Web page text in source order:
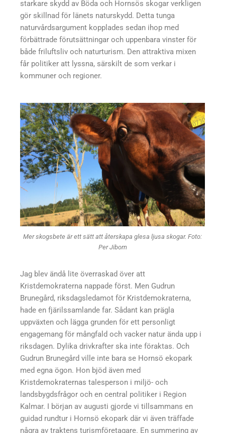
starkare skydd av Böda och Hornsös skogar verkligen
gör skillnad för länets naturskydd. Detta tunga
naturvårdsargument kopplades sedan ihop med
förbättrade förutsättningar och uppenbara vinster för
både friluftsliv och naturturism. Den attraktiva mixen
får politiker att lyssna, särskilt de som verkar i
kommuner och regioner.
Mer skogsbete är ett sätt att återskapa glesa ljusa skogar. Foto:
Per Jiborn
Jag blev ändå lite överraskad över att
Kristdemokraterna nappade först. Men Gudrun
Brunegård, riksdagsledamot för Kristdemokraterna,
hade en fjärilssamlande far. Sådant kan prägla
uppväxten och lägga grunden för ett personligt
engagemang för mångfald och vacker natur ända upp i
riksdagen. Dylika drivkrafter ska inte föraktas. Och
Gudrun Brunegård ville inte bara se Hornsö ekopark
med egna ögon. Hon bjöd även med
Kristdemokraternas talesperson i miljö- och
landsbygdsfrågor och en central politiker i Region
Kalmar. I början av augusti gjorde vi tillsammans en
guidad rundtur i Hornsö ekopark där vi även träffade
några av traktens turismföretagare. En summering av